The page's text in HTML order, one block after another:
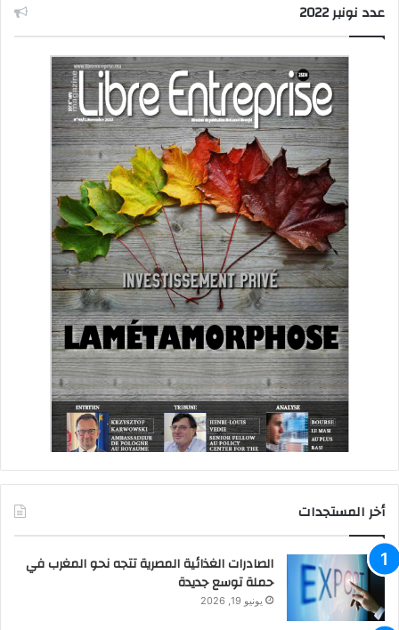
عدد نونبر 2022
أخر المستجدات
الصادرات الغذائية المصرية تتجه نحو المغرب في
حملة توسع جديدة
يونيو 19, 2026